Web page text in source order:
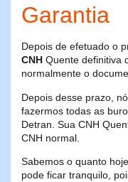
Garantia
Depois de efetuado o
CNH Quente definitiva
normalmente o
Depois desse prazo,
fazermos todas as
Detran. Sua CNH
CNH normal.
Sabemos o quanto
pode ficar tranquilo,